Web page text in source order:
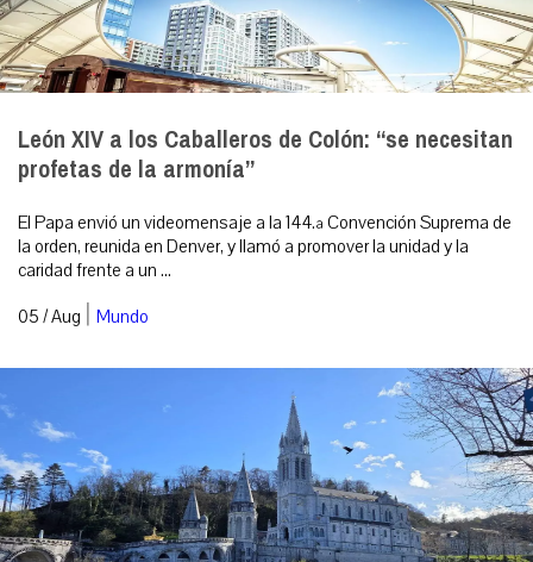
León XIV a los Caballeros de Colón: “se necesitan
profetas de la armonía”
El Papa envió un videomensaje a la 144.ª Convención Suprema de
la orden, reunida en Denver, y llamó a promover la unidad y la
caridad frente a un ...
05 / Aug | Mundo